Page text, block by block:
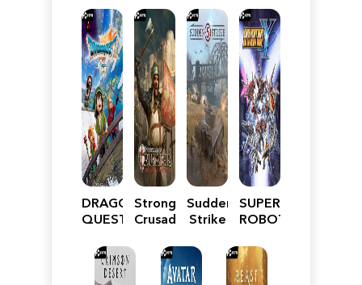
DRAGON
QUEST
Reimagined
Stronghold
Crusader:
Edition
Sudden
Strike
SUPER
ROBOT
Y